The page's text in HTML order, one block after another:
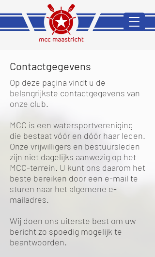
Contactgegevens
Op deze pagina vindt u de
belangrijkste contactgegevens van
onze club.
MCC is een watersportvereniging
die bestaat vóór en dóór haar leden.
Onze vrijwilligers en bestuursleden
zijn niet dagelijks aanwezig op het
MCC-terrein. U kunt ons daarom het
beste bereiken door een e-mail te
sturen naar het algemene e-
mailadres.
Wij doen ons uiterste best om uw
bericht zo spoedig mogelijk te
beantwoorden.